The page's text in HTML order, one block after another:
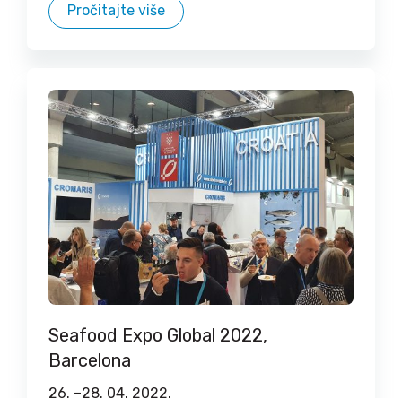
Pročitajte više
Seafood Expo Global 2022,
Barcelona
26. –28. 04. 2022.